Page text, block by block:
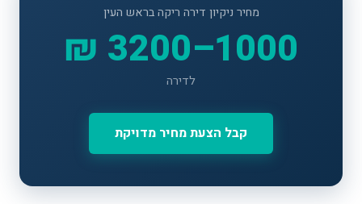
מחיר ניקיון דירה ריקה בראש העין
1000–3200 ₪
לדירה
קבל הצעת מחיר מדויקת